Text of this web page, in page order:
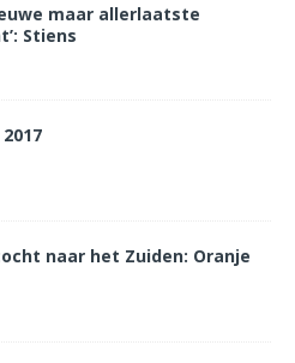
maar allerlaatste
Stiens
naar het Zuiden: Oranje